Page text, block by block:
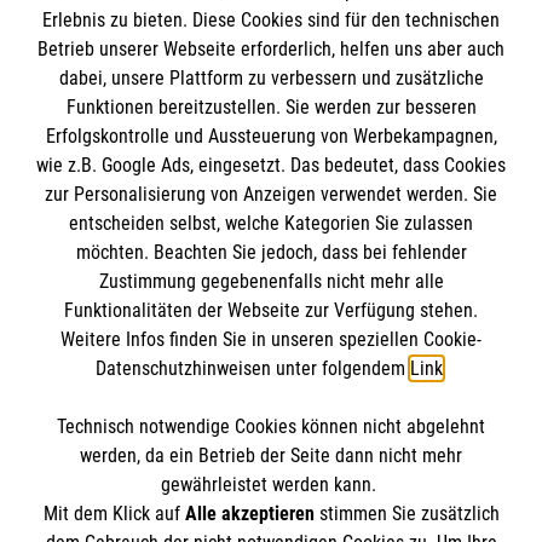
Betreuer, Personen, die beruflich mit Kindern
zu tun haben
Kursdauer:
9 Unterrichtseinheiten à 45 Minuten
Jetzt Kurs buchen: Erste-Hilfe in
Bildungseinrichtungen
Informationen
Impressum
Datenschutz
Barrierefreiheit
Kontakt
​Teilnahmebedingungen Gewinnspiel
Die Malteser
Malteser in Deutschland
Malteserorden
Sharepoint
Spendenkonto
Bank: Pax-Bank für Kirche und Caritas eG
IBAN: DE15370601201201210204
BIC: GENODED1PA7
So finden Sie uns
Erlebnis zu bieten. Diese Cookies sind für den technischen
Betrieb unserer Webseite erforderlich, helfen uns aber auch
dabei, unsere Plattform zu verbessern und zusätzliche
Funktionen bereitzustellen. Sie werden zur besseren
Erfolgskontrolle und Aussteuerung von Werbekampagnen,
wie z.B. Google Ads, eingesetzt. Das bedeutet, dass Cookies
zur Personalisierung von Anzeigen verwendet werden. Sie
entscheiden selbst, welche Kategorien Sie zulassen
möchten. Beachten Sie jedoch, dass bei fehlender
Zustimmung gegebenenfalls nicht mehr alle
Funktionalitäten der Webseite zur Verfügung stehen.
Weitere Infos finden Sie in unseren speziellen Cookie-
Datenschutzhinweisen unter folgendem Link.
Technisch notwendige Cookies können nicht abgelehnt
werden, da ein Betrieb der Seite dann nicht mehr
gewährleistet werden kann.
Mit dem Klick auf Alle akzeptierenstimmen Sie zusätzlich